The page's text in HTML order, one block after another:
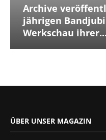
Archive
jährigen
Werkschau ihrer...
ÜBER UNSER MAGAZIN